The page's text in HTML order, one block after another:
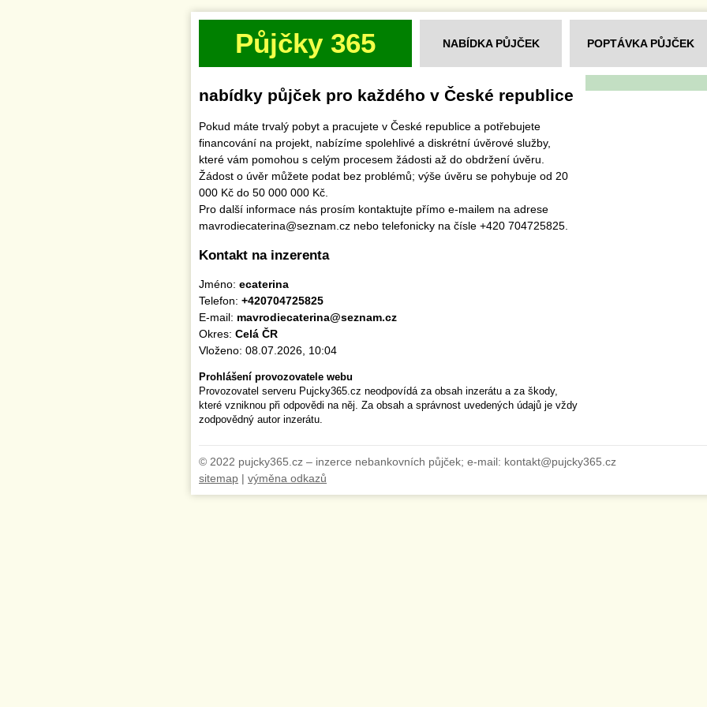
Půjčky 365 NABÍDKA PŮJČEK POPTÁVKA PŮJČEK
nabídky půjček pro každého v České republice
Pokud máte trvalý pobyt a pracujete v České republice a potřebujete
financování na projekt, nabízíme spolehlivé a diskrétní úvěrové služby,
které vám pomohou s celým procesem žádosti až do obdržení úvěru.
Žádost o úvěr můžete podat bez problémů; výše úvěru se pohybuje od 20
000 Kč do 50 000 000 Kč.
Pro další informace nás prosím kontaktujte přímo e-mailem na adrese
mavrodiecaterina@seznam.cz nebo telefonicky na čísle +420 704725825.
Kontakt na inzerenta
Jméno: ecaterina
Telefon: +420704725825
E-mail: mavrodiecaterina@seznam.cz
Okres: Celá ČR
Vloženo: 08.07.2026, 10:04
Prohlášení provozovatele webu
Provozovatel serveru Pujcky365.cz neodpovídá za obsah inzerátu a za škody,
které vzniknou při odpovědi na něj. Za obsah a správnost uvedených údajů je vždy
zodpovědný autor inzerátu.
© 2022 pujcky365.cz – inzerce nebankovních půjček; e-mail: kontakt@pujcky365.cz
sitemap | výměna odkazů